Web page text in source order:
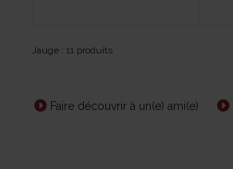
Jauge : 11 produits
Faire découvrir à un(e) ami(e)